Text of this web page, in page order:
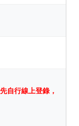
自行線上登錄，